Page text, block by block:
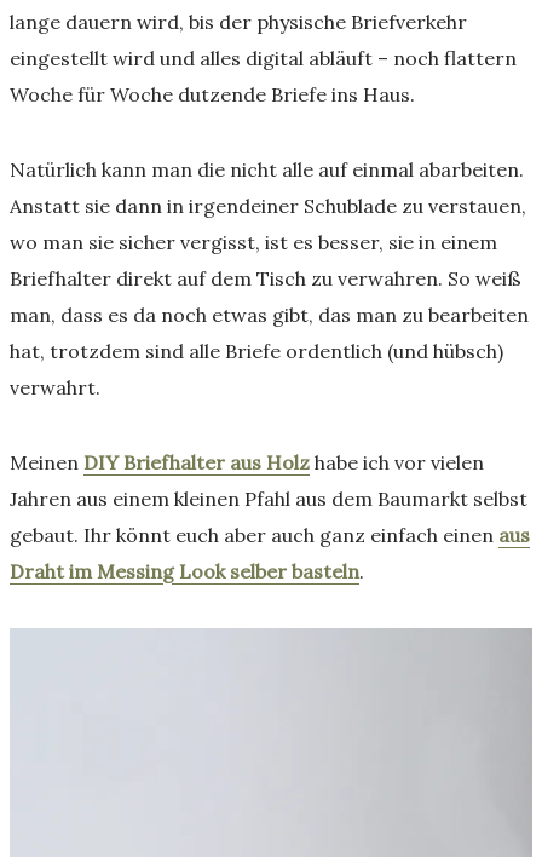
lange dauern wird, bis der physische Briefverkehr
eingestellt wird und alles digital abläuft – noch flattern
Woche für Woche dutzende Briefe ins Haus.
Natürlich kann man die nicht alle auf einmal abarbeiten.
Anstatt sie dann in irgendeiner Schublade zu verstauen,
wo man sie sicher vergisst, ist es besser, sie in einem
Briefhalter direkt auf dem Tisch zu verwahren. So weiß
man, dass es da noch etwas gibt, das man zu bearbeiten
hat, trotzdem sind alle Briefe ordentlich (und hübsch)
verwahrt.
Meinen DIY Briefhalter aus Holz habe ich vor vielen
Jahren aus einem kleinen Pfahl aus dem Baumarkt selbst
gebaut. Ihr könnt euch aber auch ganz einfach einen aus
Draht im Messing Look selber basteln.